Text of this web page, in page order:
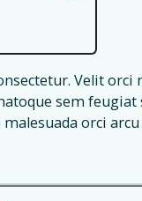
Velit
sem
orci